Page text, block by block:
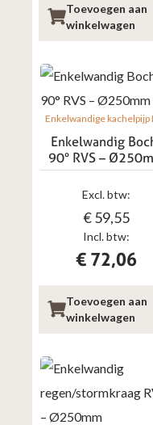
Toevoegen aan
winkelwagen
Enkelwandige kachelpijp
Enkelwandig
90° RVS –
Incl. btw:
€ 72,06
Excl. btw:
€59,55
Toevoegen aan
winkelwagen